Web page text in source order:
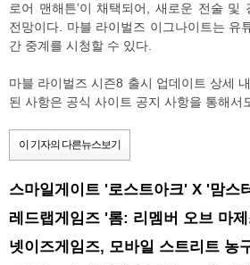
로어 맨해튼’이 채택되어, 새로운 전술 및
전망이다. 마블 라이벌즈 이그나이트는 유
간 중계를 시청할 수 있다.
마블 라이벌즈 시즌8 출시 업데이트 상세
된 사항은 공식 사이트 공지 사항을 통해서
이 기자의 다른뉴스보기
스마일게이트 '로스트아크' X '맘스
레드랩게임즈 '롬: 리멤버 오브 마
넷이즈게임즈, 모바일 스트리트 농